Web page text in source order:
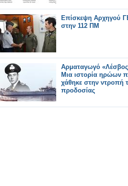
Επίσκεψη Αρχηγού
στην 112 ΠΜ
Αρματαγωγό
Μια ιστορία ηρώων
χάθηκε στην ντροπή
προδοσίας